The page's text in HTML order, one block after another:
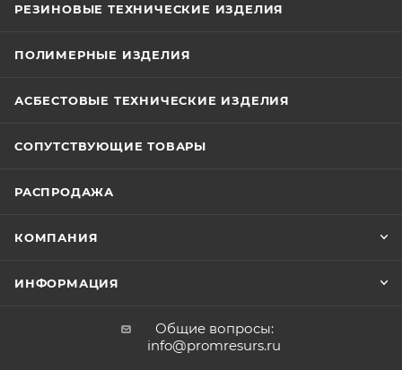
РЕЗИНОВЫЕ ТЕХНИЧЕСКИЕ ИЗДЕЛИЯ
ПОЛИМЕРНЫЕ ИЗДЕЛИЯ
АСБЕСТОВЫЕ ТЕХНИЧЕСКИЕ ИЗДЕЛИЯ
СОПУТСТВУЮЩИЕ ТОВАРЫ
РАСПРОДАЖА
КОМПАНИЯ
ИНФОРМАЦИЯ
Общие вопросы:
info@promresurs.ru